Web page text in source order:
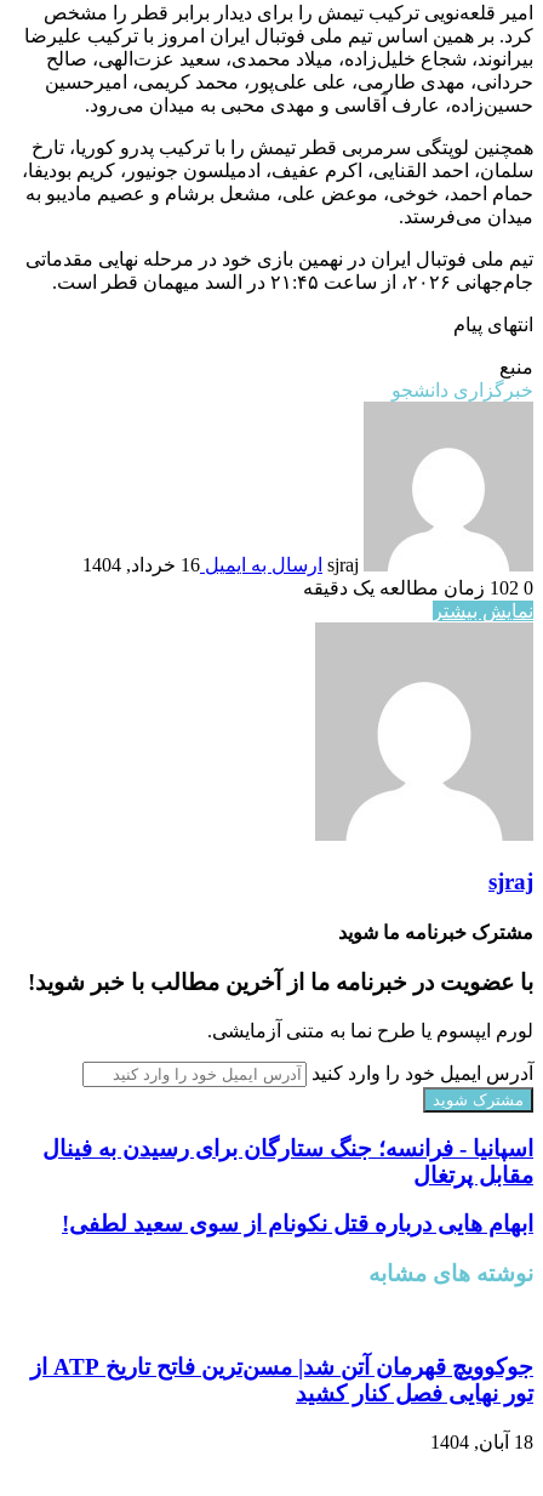
امیر قلعه‌نویی ترکیب تیمش را برای دیدار برابر قطر را مشخص
کرد. بر همین اساس تیم ملی فوتبال ایران امروز با ترکیب علیرضا
بیرانوند، شجاع خلیل‌زاده، میلاد محمدی، سعید عزت‌الهی، صالح
حردانی، مهدی طارمی، علی علی‌پور، محمد کریمی، امیرحسین
حسین‌زاده، عارف آقاسی‌ و مهدی محبی به میدان می‌رود.
همچنین لوپتگی سرمربی قطر تیمش را با ترکیب پدرو کوریا، تارخ
سلمان، احمد القنایی، اکرم عفیف، ادمیلسون جونیور، کریم بودیفا،
حمام احمد، خوخی، موعض علی، مشعل برشام و عصیم مادیبو به
میدان می‌فرستد.
تیم ملی فوتبال ایران در نهمین بازی خود در مرحله نهایی مقدماتی
جام‌جهانی ۲۰۲۶، از ساعت ۲۱:۴۵ در السد میهمان قطر است.
انتهای پیام
منبع
خبرگزاری دانشجو
sjraj ارسال به ایمیل 16 خرداد, 1404
0
زمان مطالعه یک دقیقه
نمایش بیشتر
sjraj
مشترک خبرنامه ما شوید
با عضویت در خبرنامه ما از آخرین مطالب با خبر شوید!
لورم ایپسوم یا طرح‌ نما به متنی آزمایشی.
آدرس ایمیل خود را وارد کنید
اسپانیا - فرانسه؛ جنگ ستارگان برای رسیدن به فینال
مقابل پرتغال
ابهام هایی درباره قتل نکونام از سوی سعید لطفی!
نوشته های مشابه
جوکوویچ قهرمان آتن شد| مسن‌ترین فاتح تاریخ ATP از
تور نهایی فصل کنار کشید
18 آبان, 1404